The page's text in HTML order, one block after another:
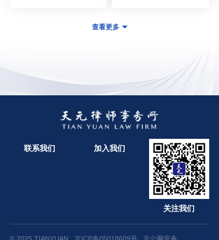
查看更多
联系我们 加入我们
关注我们
© 2025 TIANYUAN 京ICP备05018609号 京公网安备